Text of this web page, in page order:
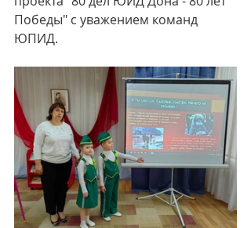
Победы" с уважением команд
ЮПИД.